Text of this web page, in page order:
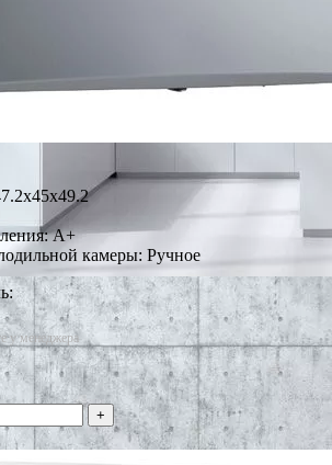
A+
камеры: Ручное
у менеджера
+